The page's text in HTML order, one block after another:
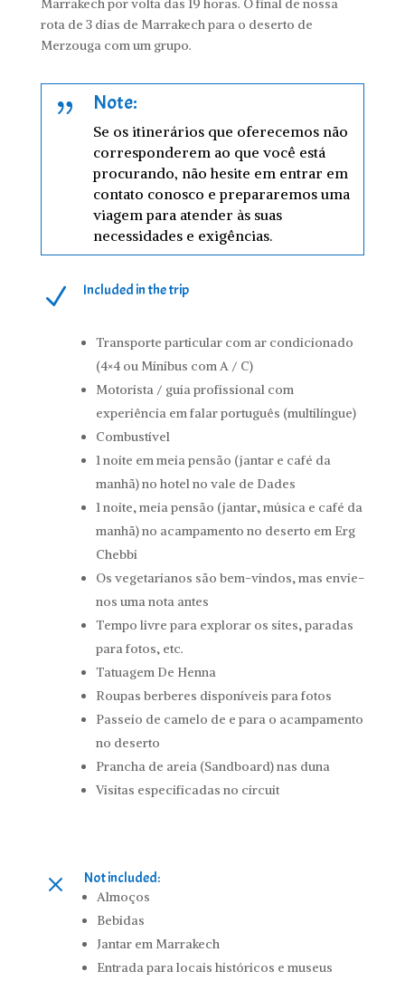
Marrakech por volta das 19 horas. O final de nossa
rota de 3 dias de Marrakech para o deserto de
Merzouga com um grupo.
{ Note:
Se os itinerários que oferecemos não
corresponderem ao que você está
procurando, não hesite em entrar em
contato conosco e prepararemos uma
viagem para atender às suas
necessidades e exigências.
N Included in the trip
Transporte particular com ar condicionado
(4×4 ou Minibus com A / C)
Motorista / guia profissional com
experiência em falar português (multilíngue)
Combustível
1 noite em meia pensão (jantar e café da
manhã) no hotel no vale de Dades
1 noite, meia pensão (jantar, música e café da
manhã) no acampamento no deserto em Erg
Chebbi
Os vegetarianos são bem-vindos, mas envie-
nos uma nota antes
Tempo livre para explorar os sites, paradas
para fotos, etc.
Tatuagem De Henna
Roupas berberes disponíveis para fotos
Passeio de camelo de e para o acampamento
no deserto
Prancha de areia (Sandboard) nas duna
Visitas especificadas no circuit
M Not included:
Almoços
Bebidas
Jantar em Marrakech
Entrada para locais históricos e museus